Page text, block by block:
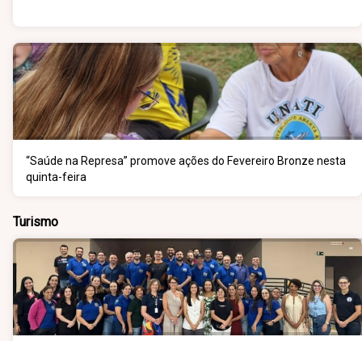
“Saúde na Represa” promove ações do Fevereiro Bronze nesta
quinta-feira
Turismo